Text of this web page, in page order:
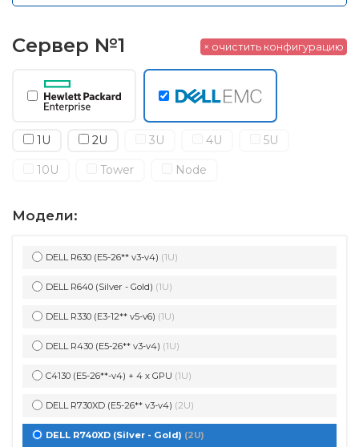
Сервер №1 × очистить конфигурацию
1U 2U 3U 4U 5U
10U Tower Node
Модели:
DELL R630 (E5-26** v3-v4) (1U)
DELL R640 (Silver - Gold) (1U)
DELL R330 (E3-12** v5-v6) (1U)
DELL R430 (E5-26** v3-v4) (1U)
C4130 (E5-26**-v4) + 4 x GPU (1U)
DELL R730XD (E5-26** v3-v4) (2U)
DELL R740XD (Silver - Gold) (2U)